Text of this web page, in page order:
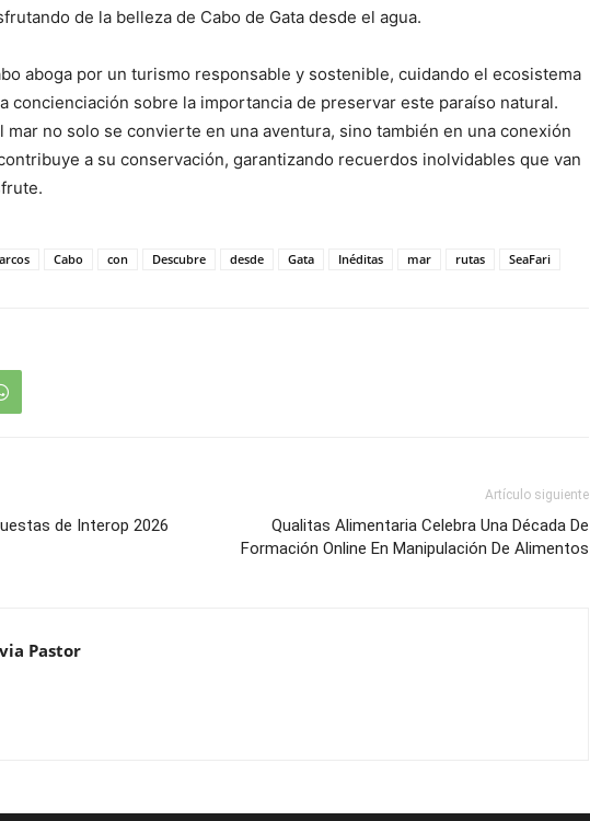
de la belleza de Cabo de Gata desde el agua.
aboga por un turismo responsable y sostenible, cuidando el ecosistema
concienciación sobre la importancia de preservar este paraíso natural.
mar no solo se convierte en una aventura, sino también en una conexión
a su conservación, garantizando recuerdos inolvidables que van
Cabo con Descubre desde Gata Inéditas mar rutas SeaFari
de Interop 2026
Artículo siguiente
Qualitas Alimentaria Celebra Una Década De
Formación Online En Manipulación De Alimentos
Pastor